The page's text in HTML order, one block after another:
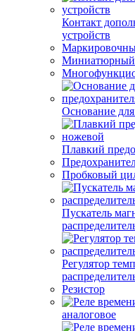
Контакт
устройств
Миниатюрный
Основание
Плавкий
Пробковый
Пускатель
Регулятор
Резистор
аналоговое